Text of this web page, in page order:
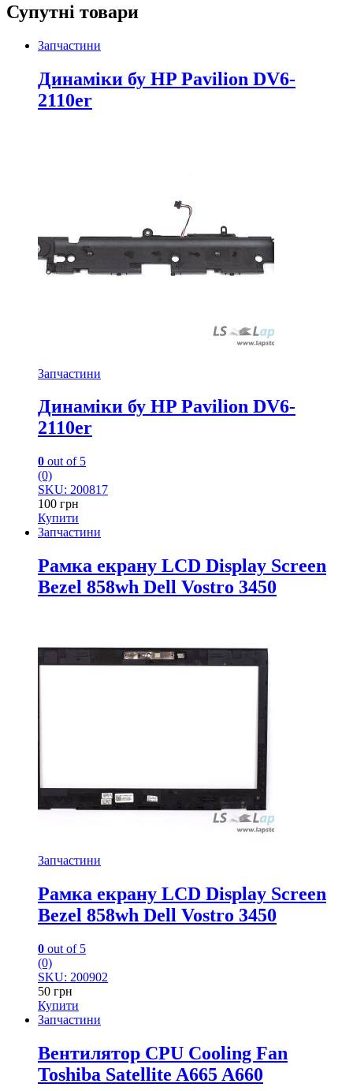
Супутні товари
Запчастини
Динаміки бу HP Pavilion DV6-
2110er
Запчастини
Динаміки бу HP Pavilion DV6-
2110er
0 out of 5
(0)
SKU: 200817
100 грн
Купити
Запчастини
Рамка екрану LCD Display Screen
Bezel 858wh Dell Vostro 3450
Запчастини
Рамка екрану LCD Display Screen
Bezel 858wh Dell Vostro 3450
0 out of 5
(0)
SKU: 200902
50 грн
Купити
Запчастини
Вентилятор CPU Cooling Fan
Toshiba Satellite A665 A660